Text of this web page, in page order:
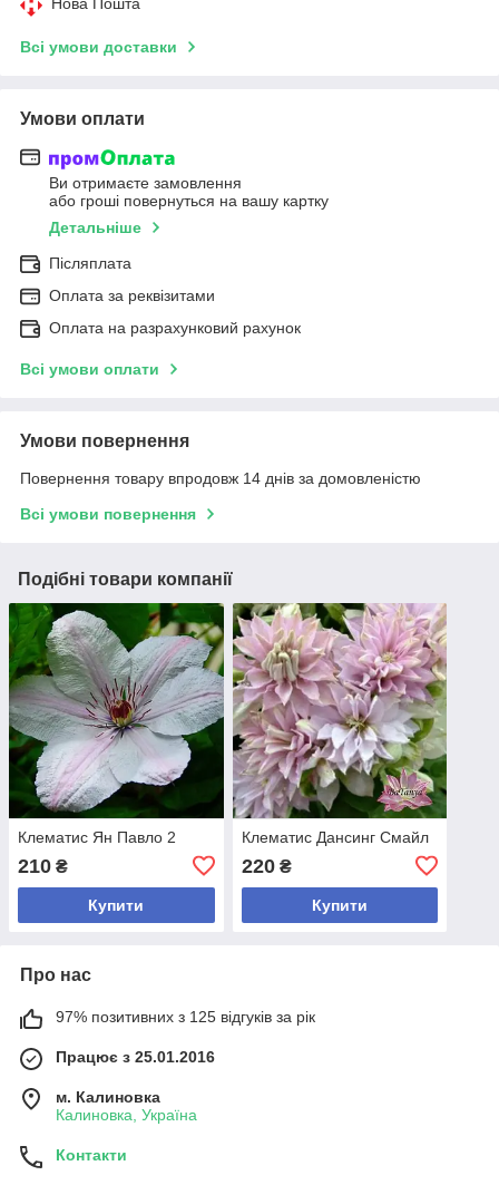
Всі умови доставки
Умови оплати
Ви отримаєте замовлення
або гроші повернуться на вашу картку
Детальніше
Післяплата
Оплата за реквізитами
Оплата на разрахунковий рахунок
Всі умови оплати
Умови повернення
Повернення товару впродовж 14 днів за домовленістю
Всі умови повернення
Подібні товари компанії
Клематис Ян Павло 2
210 ₴
Купити
Клематис Дансинг Смайл
220₴
Купити
Про нас
97% позитивних з 125 відгуків за рік
Працює з 25.01.2016
м. Калиновка
Калиновка, Україна
Контакти